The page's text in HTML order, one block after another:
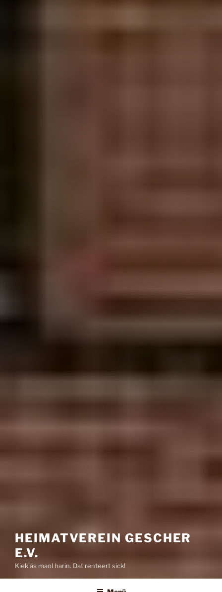
HEIMATVEREIN GESCHER
E.V.
Kiek äs maol harin. Dat renteert sick!